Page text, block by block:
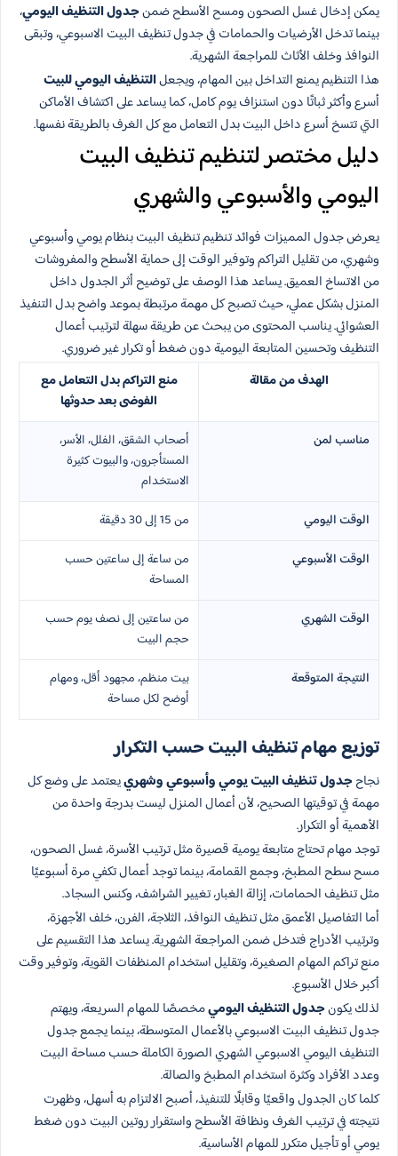
يمكن إدخال غسل الصحون ومسح الأسطح ضمنجدول التنظيف اليومي،
بينما تدخل الأرضيات والحمامات في جدول تنظيف البيت الاسبوعي، وتبقى
النوافذ وخلف الأثاث للمراجعة الشهرية.
هذا التنظيم يمنع التداخل بين المهام، ويجعلالتنظيف اليومي للبيت
أسرع وأكثر ثباتًا دون استنزاف يوم كامل، كما يساعد على اكتشاف الأماكن
التي تتسخ أسرع داخل البيت بدل التعامل مع كل الغرف بالطريقة نفسها.
دليل مختصر لتنظيم تنظيف البيت
اليومي والأسبوعي والشهري
يعرض جدول المميزات فوائد تنظيم تنظيف البيت بنظام يومي وأسبوعي
وشهري، من تقليل التراكم وتوفير الوقت إلى حماية الأسطح والمفروشات
من الاتساخ العميق. يساعد هذا الوصف على توضيح أثر الجدول داخل
المنزل بشكل عملي، حيث تصبح كل مهمة مرتبطة بموعد واضح بدل التنفيذ
العشوائي. يناسب المحتوى من يبحث عن طريقة سهلة لترتيب أعمال
التنظيف وتحسين المتابعة اليومية دون ضغط أو تكرار غير ضروري.
الهدف من مقالة
منع التراكم بدل التعامل مع
الفوضى بعد حدوثها
مناسب لمن
أصحاب الشقق، الفلل، الأسر،
المستأجرون، والبيوت كثيرة
الاستخدام
الوقت اليومي
من 15 إلى 30 دقيقة
الوقت الأسبوعي
من ساعة إلى ساعتين حسب
المساحة
الوقت الشهري
من ساعتين إلى نصف يوم حسب
حجم البيت
النتيجة المتوقعة
بيت منظم، مجهود أقل، ومهام
أوضح لكل مساحة
توزيع مهام تنظيف البيت حسب التكرار
نجاحجدول تنظيف البيت يومي وأسبوعي وشهرييعتمد على وضع كل
مهمة في توقيتها الصحيح، لأن أعمال المنزل ليست بدرجة واحدة من
الأهمية أو التكرار.
توجد مهام تحتاج متابعة يومية قصيرة مثل ترتيب الأسرة، غسل الصحون،
مسح سطح المطبخ، وجمع القمامة، بينما توجد أعمال تكفي مرة أسبوعيًا
مثل تنظيف الحمامات، إزالة الغبار، تغيير الشراشف، وكنس السجاد.
أما التفاصيل الأعمق مثل تنظيف النوافذ، الثلاجة، الفرن، خلف الأجهزة،
وترتيب الأدراج فتدخل ضمن المراجعة الشهرية. يساعد هذا التقسيم على
منع تراكم المهام الصغيرة، وتقليل استخدام المنظفات القوية، وتوفير وقت
أكبر خلال الأسبوع.
لذلك يكونجدول التنظيف اليوميمخصصًا للمهام السريعة، ويهتم
جدول تنظيف البيت الاسبوعي بالأعمال المتوسطة، بينما يجمع جدول
التنظيف اليومي الاسبوعي الشهري الصورة الكاملة حسب مساحة البيت
وعدد الأفراد وكثرة استخدام المطبخ والصالة.
كلما كان الجدول واقعيًا وقابلًا للتنفيذ، أصبح الالتزام به أسهل، وظهرت
نتيجته في ترتيب الغرف ونظافة الأسطح واستقرار روتين البيت دون ضغط
يومي أو تأجيل متكرر للمهام الأساسية.